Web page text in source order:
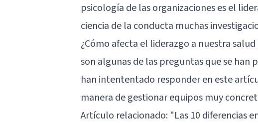
psicología de las organizacioneses el
ciencia de la conducta muchas
¿Cómo afecta el liderazgo a nuestra
son algunas de las preguntas que se han
han intententado responder en este
manera de gestionar equipos muy
Artículo relacionado: "Las 10 diferencias